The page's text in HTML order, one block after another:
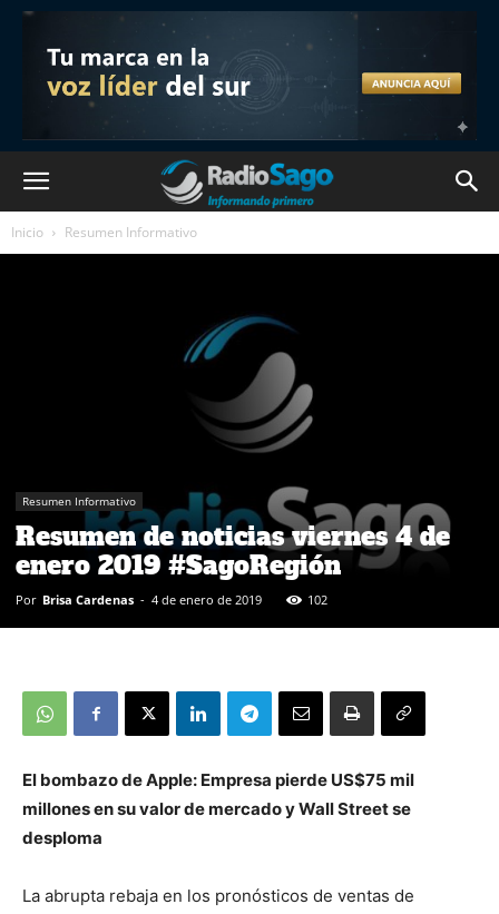
Inicio Resumen Informativo
Resumen Informativo
Resumen de noticias viernes 4 de
enero 2019 #SagoRegión
Por Brisa Cardenas - 4 de enero de 2019 102
El bombazo de Apple: Empresa pierde US$75 mil
millones en su valor de mercado y Wall Street se
desploma
La abrupta rebaja en los pronósticos de ventas de